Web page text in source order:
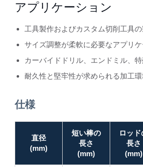
アプリケーション
工具製作およびカスタム切削工具の
サイズ調整が柔軟に必要なアプリケ
カーバイドドリル、エンドミル、特
耐久性と堅牢性が求められる加工環
仕様
直径
(mm)
短い棒の
長さ
(mm)
ロッド
長さ
(mm)